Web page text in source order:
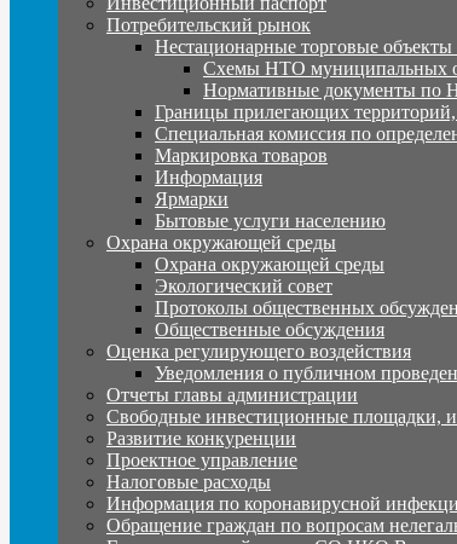
Потребительский рынок
Нестационарные торговые
Схемы НТО муниципальных
Нормативные документы по
Границы прилегающих территорий,
Специальная комиссия по
Маркировка товаров
Информация
Ярмарки
Бытовые услуги населению
Охрана окружающей среды
Охрана окружающей среды
Экологический совет
Протоколы общественных
Общественные обсуждения
Оценка регулирующего воздействия
Уведомления о публичном
Отчеты главы администрации
Свободные инвестиционные площадки,
Развитие конкуренции
Проектное управление
Налоговые расходы
Информация по коронавирусной
Обращение граждан по вопросам